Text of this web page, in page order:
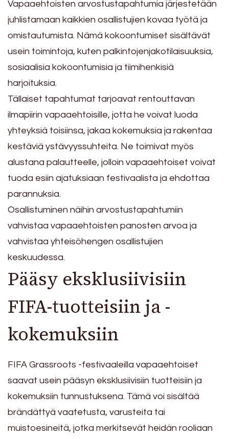
Vapaaehtoisten arvostustapahtumia järjestetään
juhlistamaan kaikkien osallistujien kovaa työtä ja
omistautumista. Nämä kokoontumiset sisältävät
usein toimintoja, kuten palkintojenjakotilaisuuksia,
sosiaalisia kokoontumisia ja tiimihenkisiä
harjoituksia.
Tällaiset tapahtumat tarjoavat rentouttavan
ilmapiirin vapaaehtoisille, jotta he voivat luoda
yhteyksiä toisiinsa, jakaa kokemuksia ja rakentaa
kestäviä ystävyyssuhteita. Ne toimivat myös
alustana palautteelle, jolloin vapaaehtoiset voivat
tuoda esiin ajatuksiaan festivaalista ja ehdottaa
parannuksia.
Osallistuminen näihin arvostustapahtumiin
vahvistaa vapaaehtoisten panosten arvoa ja
vahvistaa yhteisöhengen osallistujien
keskuudessa.
Pääsy eksklusiivisiin
FIFA-tuotteisiin ja -
kokemuksiin
FIFA Grassroots -festivaaleilla vapaaehtoiset
saavat usein pääsyn eksklusiivisiin tuotteisiin ja
kokemuksiin tunnustuksena. Tämä voi sisältää
brändättyä vaatetusta, varusteita tai
muistoesineitä, jotka merkitsevät heidän rooliaan